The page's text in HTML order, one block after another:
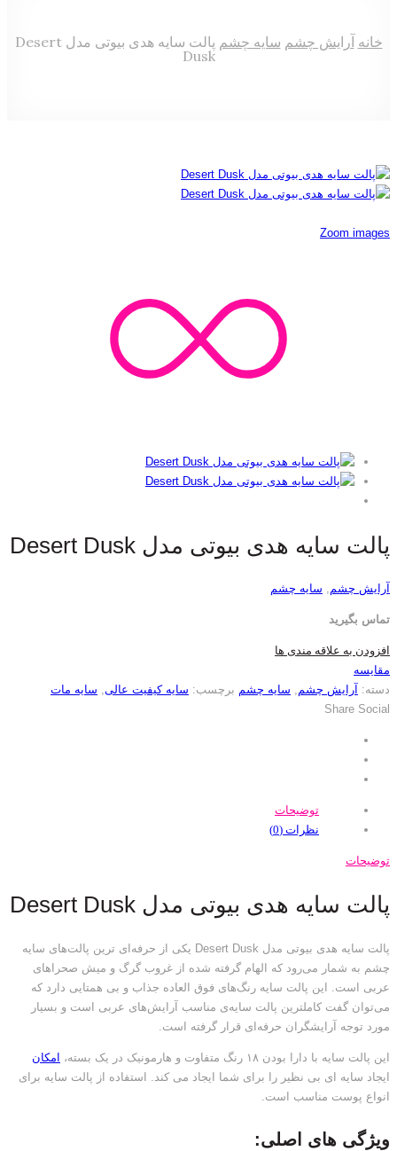
خانه آرایش چشم سایه چشم
پالت سایه هدی بیوتی مدل Desert
Dusk
Zoom images
پالت سایه هدی بیوتی مدل Desert Dusk
آرایش چشم, سایه چشم
تماس بگیرید
افزودن به علاقه مندی ها
مقایسه
دسته: آرایش چشم, سایه چشم برچسب: سایه کیفیت عالی, سایه مات
Share Social
توضیحات
نظرات (0)
توضیحات
پالت سایه هدی بیوتی مدل Desert Dusk
پالت سایه هدی بیوتی مدل Desert Dusk یکی از حرفه‌ای ترین پالت‌های سایه
چشم به شمار می‌رود که الهام گرفته شده از غروب گرگ و میش صحراهای
عربی است. این پالت سایه رنگ‌های فوق العاده جذاب و بی همتایی دارد که
می‌توان گفت کاملترین پالت سایه‌‌ی مناسب آرایش‌های عربی است و بسیار
مورد توجه آرایشگران حرفه‌ای قرار گرفته است.
این پالت سایه با دارا بودن ۱۸ رنگ متفاوت و هارمونیک در یک بسته،
امکان
ایجاد سایه ای بی نظیر را برای شما ایجاد می کند. استفاده از پالت سایه برای
انواع پوست مناسب است.
ویژگی های اصلی: